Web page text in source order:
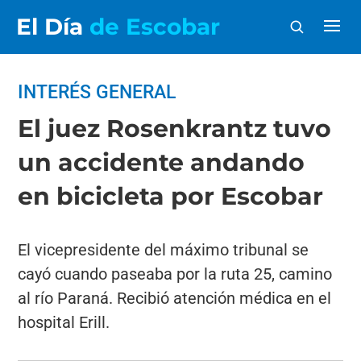
El Día de Escobar
INTERÉS GENERAL
El juez Rosenkrantz tuvo
un accidente andando
en bicicleta por Escobar
El vicepresidente del máximo tribunal se
cayó cuando paseaba por la ruta 25, camino
al río Paraná. Recibió atención médica en el
hospital Erill.